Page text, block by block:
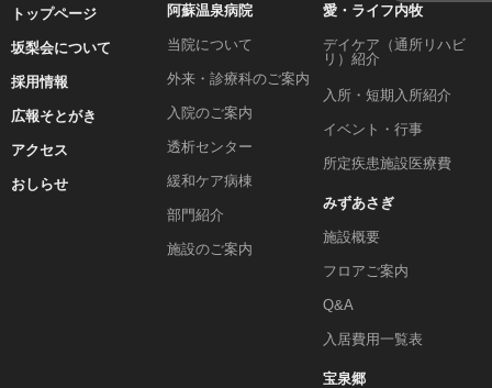
トップページ
坂梨会について
採用情報
広報そとがき
アクセス
おしらせ
阿蘇温泉病院
当院について
外来・診療科のご案内
入院のご案内
透析センター
緩和ケア病棟
部門紹介
施設のご案内
愛・ライフ内牧
デイケア（通所リハビ
リ）紹介
入所・短期入所紹介
イベント・行事
所定疾患施設医療費
みずあさぎ
施設概要
フロアご案内
Q&A
入居費用一覧表
宝泉郷